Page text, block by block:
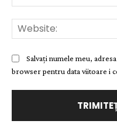
Salvați numele meu,
browser pentru data viitoare i